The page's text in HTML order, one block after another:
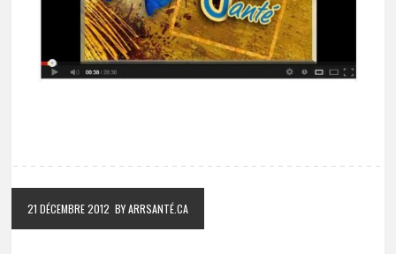
21 DÉCEMBRE 2012 BY ARRSANTÉ.CA